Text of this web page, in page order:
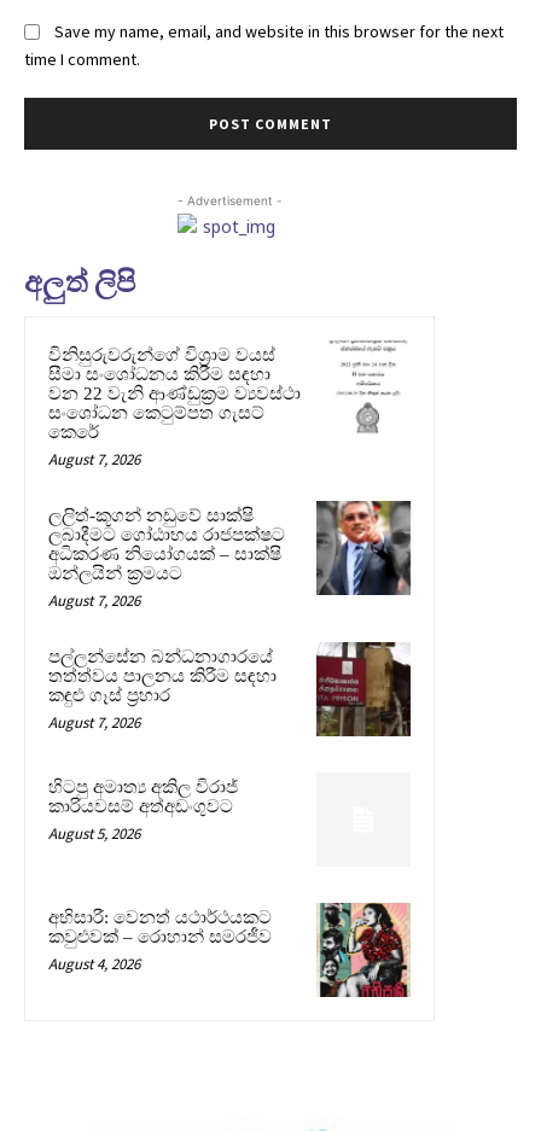
Save my name, email, and website in this browser for the next
time I comment.
- Advertisement -
අලුත් ලිපි
විනිසුරුවරුන්ගේ විශ්‍රාම වයස්
සීමා සංශෝධනය කිරීම සඳහා
වන 22 වැනි ආණ්ඩුක්‍රම ව්‍යවස්ථා
සංශෝධන කෙටුම්පත ගැසට්
කෙරේ
August 7, 2026
ලලිත්-කූගන් නඩුවේ සාක්ෂි
ලබාදීමට ගෝඨාභය රාජපක්ෂට
අධිකරණ නියෝගයක් – සාක්ෂි
ඔන්ලයින් ක්‍රමයට
August 7, 2026
පල්ලන්සේන බන්ධනාගාරයේ
තත්ත්වය පාලනය කිරීම සඳහා
කඳුළු ගෑස් ප්‍රහාර
August 7, 2026
හිටපු අමාත්‍ය අකිල විරාජ්
කාරියවසම් අත්අඩංගුවට
August 5, 2026
අභිසාරී: වෙනත් යථාර්ථයකට
කවුළුවක් – රොහාන් සමරජීව
August 4, 2026